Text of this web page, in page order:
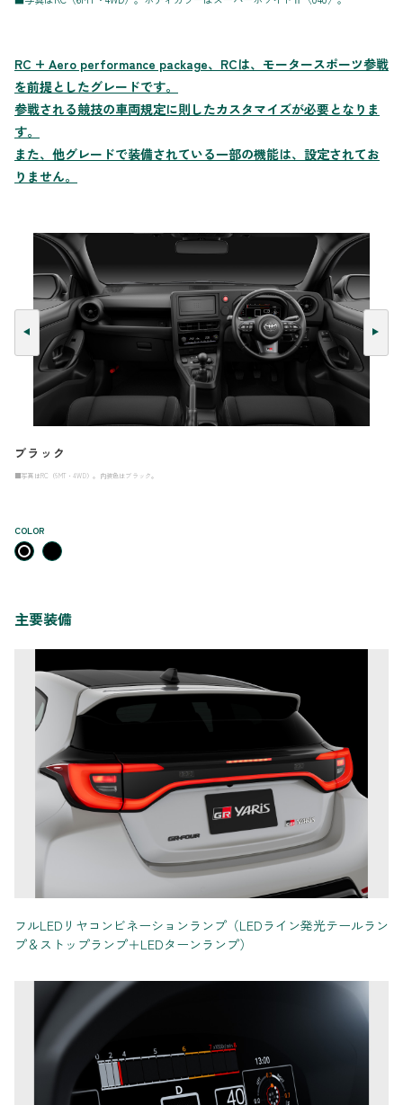
RC + Aero performance package、RCは、モータースポーツ参戦
を前提としたグレードです。
参戦される競技の車両規定に則したカスタマイズが必要となりま
す。
また、他グレードで装備されている一部の機能は、設定されてお
りません。
ブラック
■写真はRC（6MT・4WD）。内装色はブラック。
COLOR
主要装備
フルLEDリヤコンビネーションランプ（LEDライン発光テールラン
プ＆ストップランプ＋LEDターンランプ）